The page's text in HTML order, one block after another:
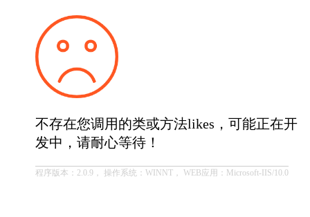
不存在您调用的类或方法likes，可能正在开
发中，请耐心等待！
程序版本：2.0.9， 操作系统：WINNT， WEB应用：Microsoft-IIS/10.0